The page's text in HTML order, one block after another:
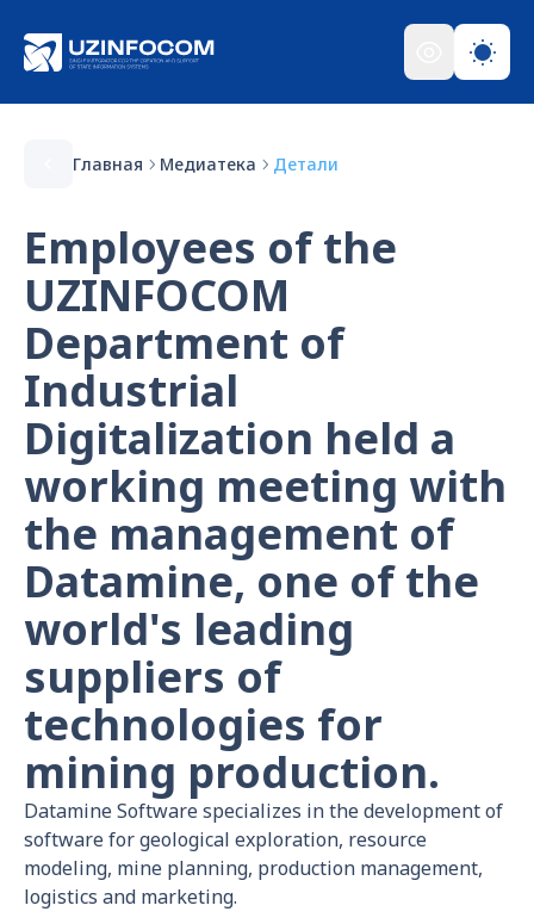
Главная Медиатека Детали
Employees of the
UZINFOCOM
Department of
Industrial
Digitalization held a
working meeting with
the management of
Datamine, one of the
world's leading
suppliers of
technologies for
mining production.
Datamine Software specializes in the development of
software for geological exploration, resource
modeling, mine planning, production management,
logistics and marketing.